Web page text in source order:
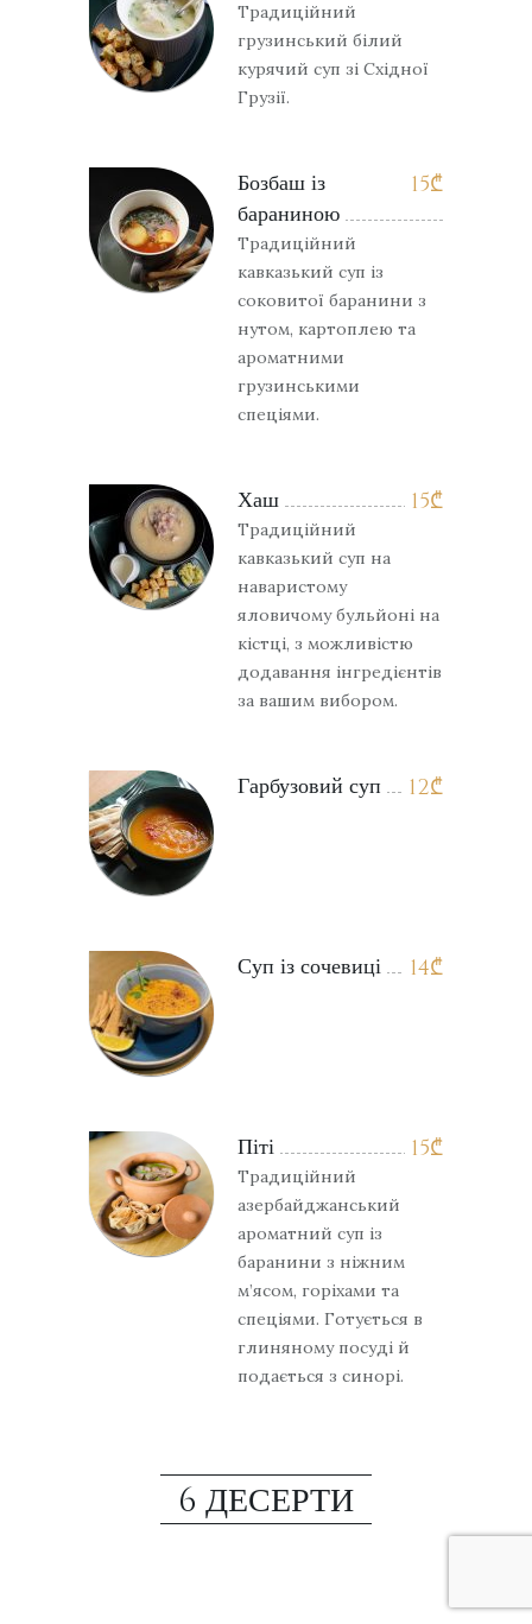
Традиційний
грузинський білий
курячий суп зі Східної
Грузії.
15₾
Бозбаш із
бараниною
Традиційний
кавказький суп із
соковитої баранини з
нутом, картоплею та
ароматними
грузинськими
спеціями.
15₾
Хаш
Традиційний
кавказький суп на
наваристому
яловичому бульйоні на
кістці, з можливістю
додавання інгредієнтів
за вашим вибором.
12₾
Гарбузовий суп
14₾
Суп із сочевиці
15₾
Піті
Традиційний
азербайджанський
ароматний суп із
баранини з ніжним
м’ясом, горіхами та
спеціями. Готується в
глиняному посуді й
подається з синорі.
6 ДЕСЕРТИ